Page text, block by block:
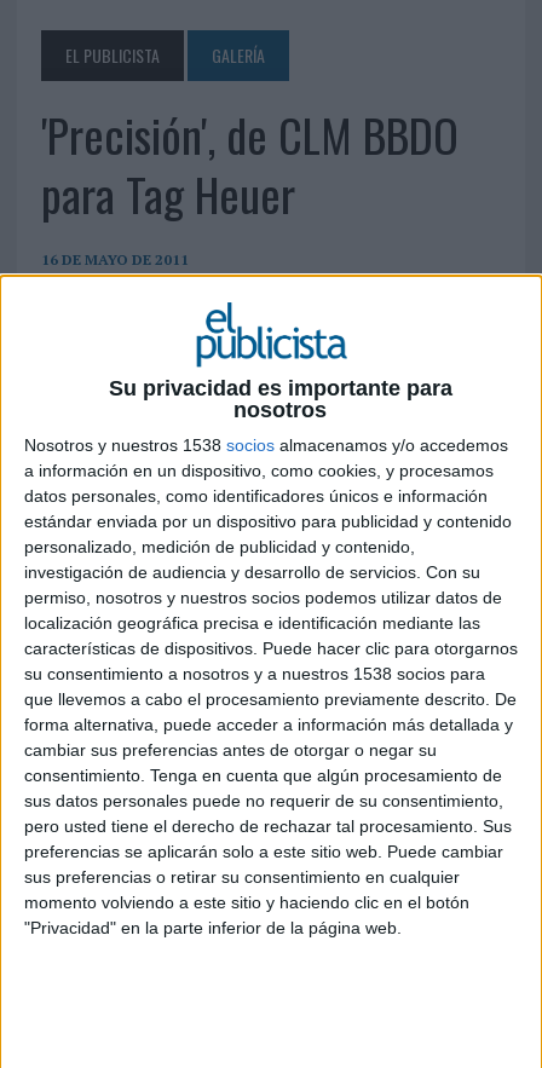
Su privacidad es importante para
nosotros
Nosotros y nuestros 1538 socios almacenamos y/o accedemos
a información en un dispositivo, como cookies, y procesamos
datos personales, como identificadores únicos e información
estándar enviada por un dispositivo para publicidad y contenido
personalizado, medición de publicidad y contenido,
investigación de audiencia y desarrollo de servicios. Con su
permiso, nosotros y nuestros socios podemos utilizar datos de
localización geográfica precisa e identificación mediante las
características de dispositivos. Puede hacer clic para otorgarnos
su consentimiento a nosotros y a nuestros 1538 socios para
que llevemos a cabo el procesamiento previamente descrito. De
forma alternativa, puede acceder a información más detallada y
cambiar sus preferencias antes de otorgar o negar su
consentimiento. Tenga en cuenta que algún procesamiento de
sus datos personales puede no requerir de su consentimiento,
pero usted tiene el derecho de rechazar tal procesamiento. Sus
preferencias se aplicarán solo a este sitio web. Puede cambiar
sus preferencias o retirar su consentimiento en cualquier
momento volviendo a este sitio y haciendo clic en el botón
"Privacidad" en la parte inferior de la página web.
EL PUBLICISTA GALERÍA
'Precisión', de CLM BBDO
para Tag Heuer
16 DE MAYO DE 2011
IMPRIMIR
TWEET
SHARE
SHARE
ENVIAR